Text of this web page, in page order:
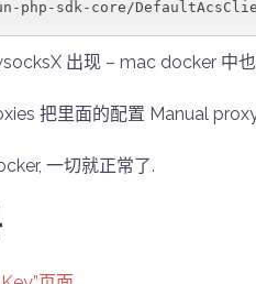
出现 – mac docker 中
把里面的配置 Manual
一切就正常了.